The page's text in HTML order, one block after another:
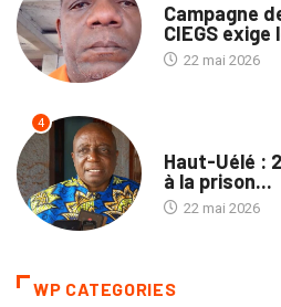
Campagne
CIEGS exige
22 mai 2026
4
Haut-Uélé :
à la prison...
22 mai 2026
WP CATEGORIES